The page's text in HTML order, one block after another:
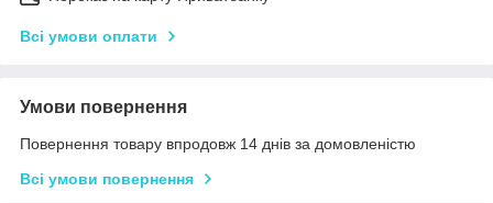
Всі умови оплати
Умови повернення
Повернення товару впродовж 14 днів за домовленістю
Всі умови повернення